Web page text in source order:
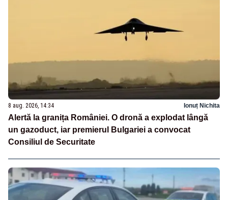
8 aug. 2026, 14:34 Ionuț Nichita
Alertă la granița României. O dronă a explodat lângă
un gazoduct, iar premierul Bulgariei a convocat
Consiliul de Securitate